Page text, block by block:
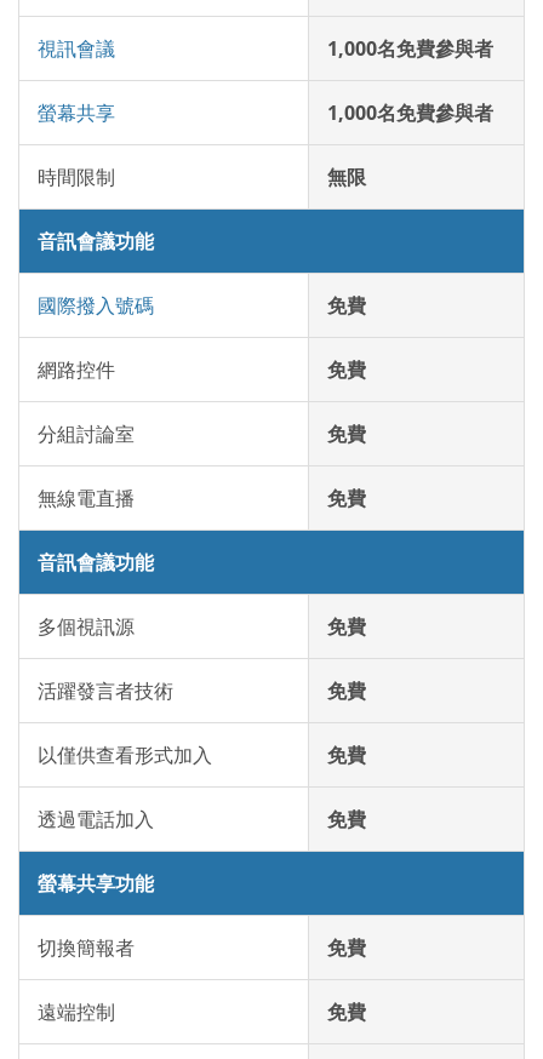
視訊會議 1,000名免費參與者
螢幕共享 1,000名免費參與者
時間限制 無限
音訊會議功能
國際撥入號碼 免費
網路控件 免費
分組討論室 免費
無線電直播 免費
音訊會議功能
多個視訊源 免費
活躍發言者技術 免費
以僅供查看形式加入 免費
透過電話加入 免費
螢幕共享功能
切換簡報者 免費
遠端控制 免費